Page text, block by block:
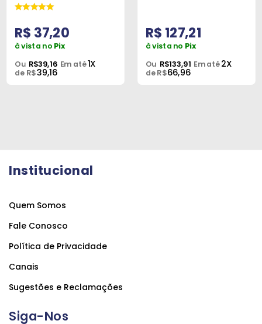
R$ 37,20
à vista no Pix
Ou R$39,16 Em até1X
de R$39,16
R$ 127,21
à vista no Pix
Ou R$133,91 Em até2X
de R$66,96
Institucional
Quem Somos
Fale Conosco
Política de Privacidade
Canais
Sugestões e Reclamações
Siga-Nos